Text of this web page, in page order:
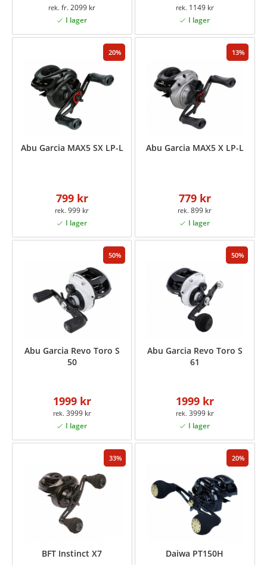
fr. 2099 kr 1149 kr
20
Abu Garcia MAX5 SX LP-L
799 kr
999 kr
13
Abu Garcia MAX5 X LP-L
779 kr
899 kr
50
Abu Garcia Revo Toro S
50
1999 kr
3999 kr
50
Abu Garcia Revo Toro S
61
1999 kr
3999 kr
33
BFT Instinct X7
20
Daiwa PT150H